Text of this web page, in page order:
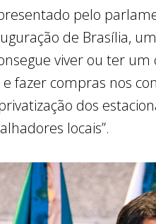
pelo
de Brasília,
viver ou ter
fazer compras nos
dos
locais”.